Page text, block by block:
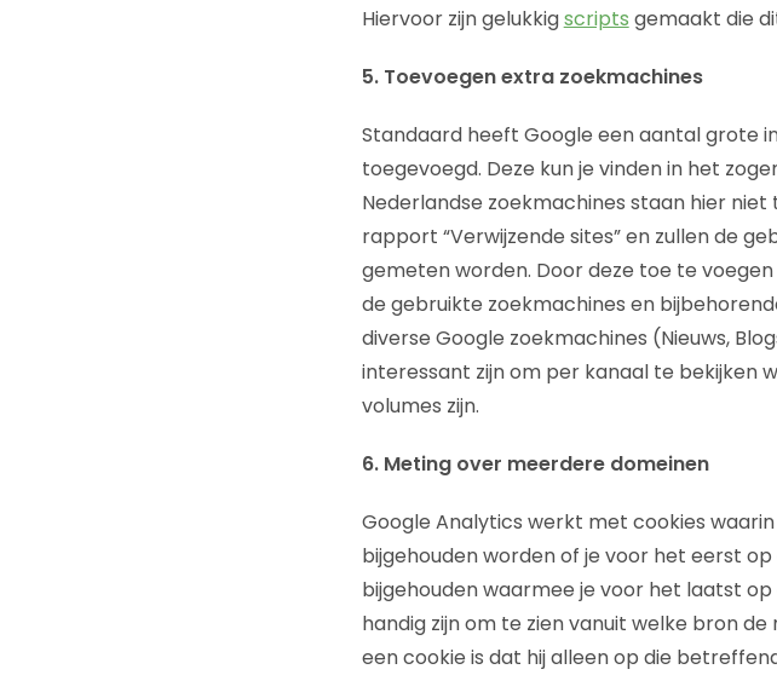
Hiervoor zijn gelukkigscripts gemaakt die
5. Toevoegen extra zoekmachines
Standaard heeft Google een aantal grote
toegevoegd. Deze kun je vinden in het
Nederlandse zoekmachines staan hier niet
rapport “Verwijzende sites” en zullen de
gemeten worden. Door deze toe te
de gebruikte zoekmachines en
diverse Google zoekmachines (Nieuws,
interessant zijn om per kanaal te bekijken
volumes zijn.
6. Meting over meerdere domeinen
Google Analytics werkt met cookies
bijgehouden worden of je voor het eerst
bijgehouden waarmee je voor het laatst
handig zijn om te zien vanuit welke bron
een cookie is dat hij alleen op die